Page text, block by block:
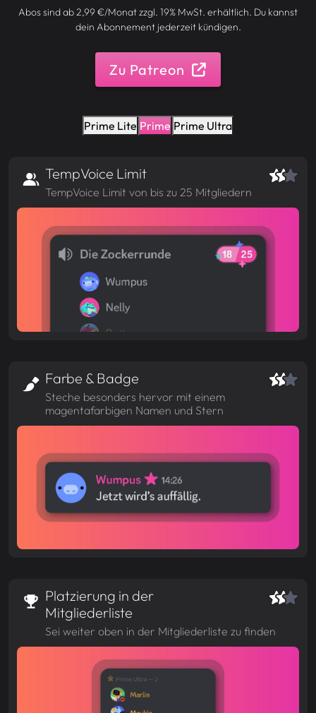
Abos sind ab 2,99 €/Monat zzgl. 19% MwSt. erhältlich. Du kannst
dein Abonnement jederzeit kündigen.
Zu Patreon
Prime Lite Prime Prime Ultra
TempVoice Limit
TempVoice Limit von bis zu 25 Mitgliedern
Farbe & Badge
Steche besonders hervor mit einem
magentafarbigen Namen und Stern
Platzierung in der
Mitgliederliste
Sei weiter oben in der Mitgliederliste zu finden